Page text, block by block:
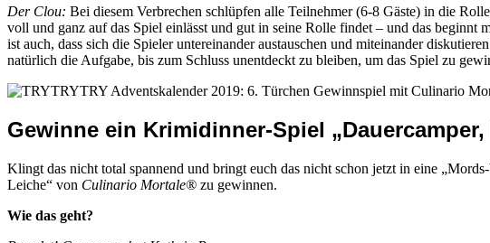
Der Clou: Bei diesem Verbrechen schlüpfen alle Teilnehmer (6-8 Gäste) in die
voll und ganz auf das Spiel einlässt und gut in seine Rolle findet – und das
ist auch, dass sich die Spieler untereinander austauschen und miteinander
natürlich die Aufgabe, bis zum Schluss unentdeckt zu bleiben, um das Spiel zu
Gewinne ein Krimidinner-Spiel
Klingt das nicht total spannend und bringt euch das nicht schon jetzt in eine
Leiche“ von Culinario Mortale® zu gewinnen.
Wie das geht?